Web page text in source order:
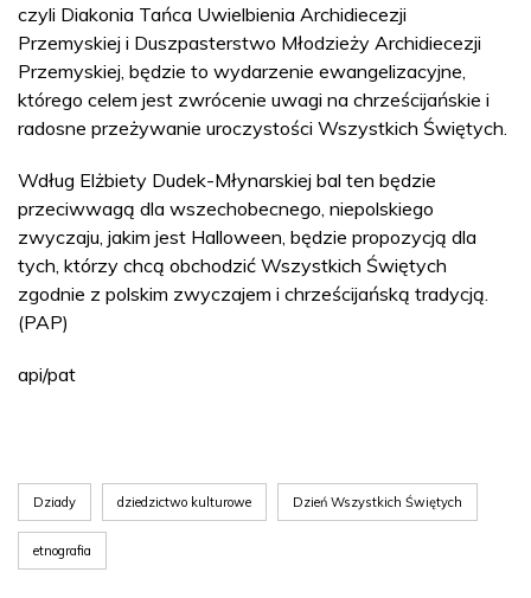
czyli Diakonia Tańca Uwielbienia Archidiecezji
Przemyskiej i Duszpasterstwo Młodzieży Archidiecezji
Przemyskiej, będzie to wydarzenie ewangelizacyjne,
którego celem jest zwrócenie uwagi na chrześcijańskie i
radosne przeżywanie uroczystości Wszystkich Świętych.
Wdług Elżbiety Dudek-Młynarskiej bal ten będzie
przeciwwagą dla wszechobecnego, niepolskiego
zwyczaju, jakim jest Halloween, będzie propozycją dla
tych, którzy chcą obchodzić Wszystkich Świętych
zgodnie z polskim zwyczajem i chrześcijańską tradycją.
(PAP)
api/pat
Dziady dziedzictwo kulturowe Dzień Wszystkich Świętych
etnografia